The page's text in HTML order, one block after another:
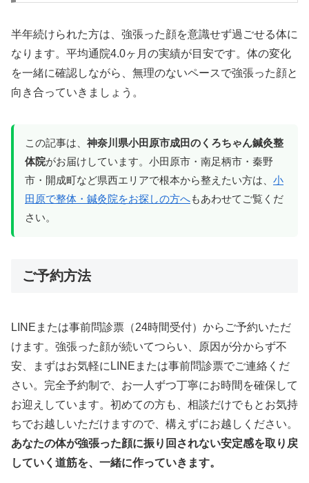
半年続けられた方は、強張った顔を意識せず過ごせる体に
なります。平均通院4.0ヶ月の実績が目安です。体の変化
を一緒に確認しながら、無理のないペースで強張った顔と
向き合っていきましょう。
この記事は、 神奈川県小田原市成田のくろちゃん鍼灸整
体院がお届けしています。小田原市・南足柄市・秦野
市・開成町など県西エリアで根本から整えたい方は、 小
田原で整体・鍼灸院をお探しの方へもあわせてご覧くだ
さい。
ご予約方法
LINEまたは事前問診票（24時間受付）からご予約いただ
けます。強張った顔が続いてつらい、原因が分からず不
安、まずはお気軽にLINEまたは事前問診票でご連絡くだ
さい。完全予約制で、お一人ずつ丁寧にお時間を確保して
お迎えしています。初めての方も、相談だけでもとお気持
ちでお越しいただけますので、構えずにお越しください。
あなたの体が強張った顔に振り回されない安定感を取り戻
していく道筋を、一緒に作っていきます。